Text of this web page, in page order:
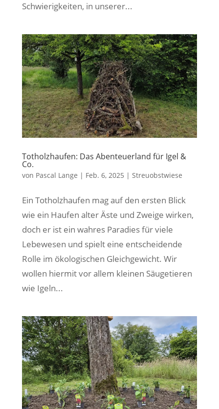
Schwierigkeiten, in unserer...
Totholzhaufen: Das Abenteuerland für Igel &
Co.
von Pascal Lange | Feb. 6, 2025 | Streuobstwiese
Ein Totholzhaufen mag auf den ersten Blick
wie ein Haufen alter Äste und Zweige wirken,
doch er ist ein wahres Paradies für viele
Lebewesen und spielt eine entscheidende
Rolle im ökologischen Gleichgewicht. Wir
wollen hiermit vor allem kleinen Säugetieren
wie Igeln...